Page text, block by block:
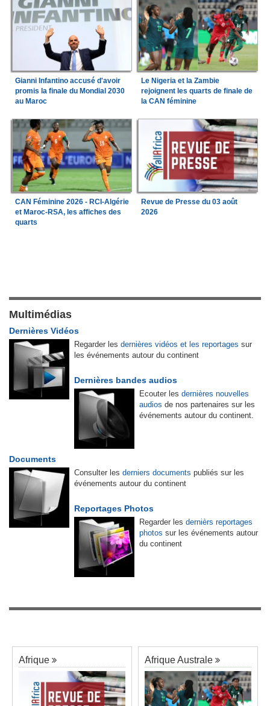
Gianni Infantino accusé d'avoir
promis la finale du Mondial 2030
au Maroc
Le Nigeria et la Zambie
rejoignent les quarts de finale de
la CAN féminine
CAN Féminine 2026 - RCI-Algérie
et Maroc-RSA, les affiches des
quarts
Revue de Presse du 03 août
2026
Multimédias
Dernières Vidéos
Regarder les dernières vidéos et les reportages sur
les événements autour du continent
Dernières bandes audios
Ecouter les dernières nouvelles
audios de nos partenaires sur les
événements autour du continent.
Documents
Consulter les derniers documents publiés sur les
événements autour du continent
Reportages Photos
Regarder les dernièrs reportages
photos sur les événements autour
du continent
Afrique Afrique Australe